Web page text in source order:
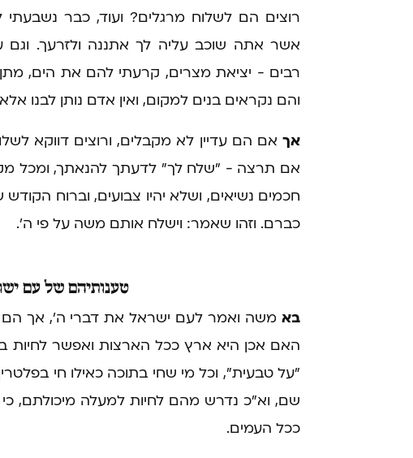
רוצים הם לשלוח מרגלים? ועוד, כבר
אשר אתה שוכב עליה לך אתננה ולזרעך. וגם
רבים - יציאת מצרים, קרעתי להם את הים, מתן
והם נקראים בנים למקום, ואין אדם נותן לבנו
אך אם הם עדיין לא מקבלים, ורוצים דווקא
אם תרצה - "שלח לך" לדעתך להנאתך, ומכל
חכמים נשיאים, ושלא יהיו צבועים, וברוח
כברם. וזהו שאמר: וישלח אותם משה על פי ה'.
טענותיהם של עם
בא משה ואמר לעם ישראל את דברי ה', אך הם
האם אכן היא ארץ ככל הארצות ואפשר
"על טבעית", וכל מי שחי בתוכה כאילו חי
שם, וא"כ נדרש מהם לחיות למעלה מיכולתם, כי
ככל העמים.